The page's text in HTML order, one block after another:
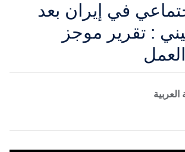
في إيران بعد
: تقرير موجز
العربية